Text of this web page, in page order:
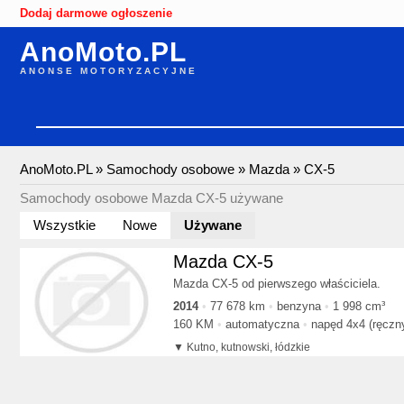
Dodaj darmowe ogłoszenie
AnoMoto.PL
ANONSE MOTORYZACYJNE
AnoMoto.PL» Samochody osobowe » Mazda » CX-5
Samochody osobowe Mazda CX-5 używane
Wszystkie
Nowe Używane
Mazda CX-5
Mazda CX-5 od pierwszego właściciela.
2014
77 678 km benzyna
1 998 cm³
160 KM
automatyczna napęd 4x4
Kutno, kutnowski, łódzkie